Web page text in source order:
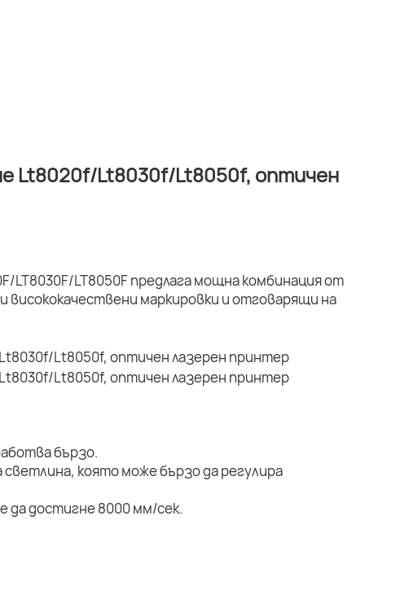
Lt8020f/Lt8030f/Lt8050f, оптичен
LT8030F/LT8050F предлага мощна комбинация от
маркировки и отговарящи на
бързо.
светлина, която може бързо да регулира
да достигне 8000 мм/сек.